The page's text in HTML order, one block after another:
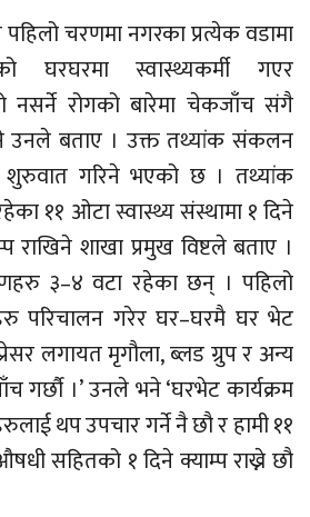
पहिलो चरणमा नगरका प्रत्येक वडामा
घरघरमा स्वास्थ्यकर्मी गएर
नसर्ने रोगको बारेमा चेकजाँच संगै
बताए । उक्त तथ्यांक संकलन
शुरुवात गरिने भएको छ । तथ्यांक
११ ओटा स्वास्थ्य संस्थामा १ दिने
शाखा प्रमुख विष्टले बताए ।
३–४ वटा रहेका छन् । पहिलो
परिचालन गरेर घर–घरमै घर भेट
लगायत मृगौला, ब्लड ग्रुप र अन्य
गर्छौ ।’ उनले भने ‘घरभेट कार्यक्रम
थप उपचार गर्ने नै छौ र हामी ११
सहितको १ दिने क्याम्प राख्ने छौ